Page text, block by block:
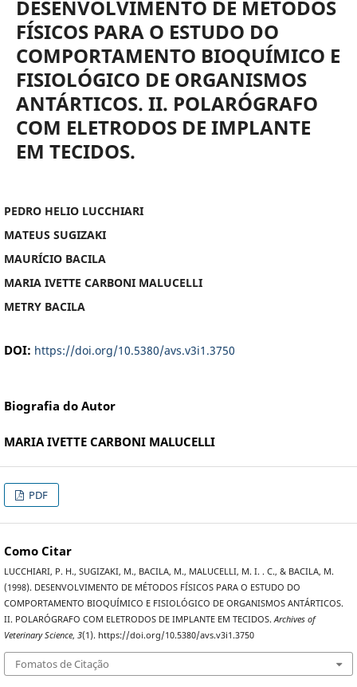
DESENVOLVIMENTO DE MÉTODOS
FÍSICOS PARA O ESTUDO DO
COMPORTAMENTO BIOQUÍMICO E
FISIOLÓGICO DE ORGANISMOS
ANTÁRTICOS. II. POLARÓGRAFO
COM ELETRODOS DE IMPLANTE
EM TECIDOS.
PEDRO HELIO LUCCHIARI
MATEUS SUGIZAKI
MAURÍCIO BACILA
MARIA IVETTE CARBONI MALUCELLI
METRY BACILA
DOI: https://doi.org/10.5380/avs.v3i1.3750
Biografia do Autor
MARIA IVETTE CARBONI MALUCELLI
PDF
Como Citar
LUCCHIARI, P. H., SUGIZAKI, M., BACILA, M., MALUCELLI, M. I. . C., & BACILA, M.
(1998). DESENVOLVIMENTO DE MÉTODOS FÍSICOS PARA O ESTUDO DO
COMPORTAMENTO BIOQUÍMICO E FISIOLÓGICO DE ORGANISMOS ANTÁRTICOS.
II. POLARÓGRAFO COM ELETRODOS DE IMPLANTE EM TECIDOS.Archives of
Veterinary Science, 3(1). https://doi.org/10.5380/avs.v3i1.3750
Fomatos de Citação